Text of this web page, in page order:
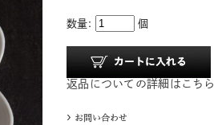
数量: 個
返品についての詳細はこちら